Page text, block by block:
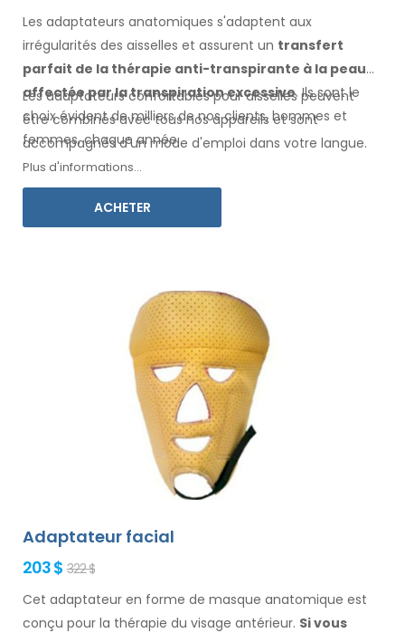
Les adaptateurs anatomiques s'adaptent aux
irrégularités des aisselles et assurent un transfert
parfait de la thérapie anti-transpirante à la peau
affectée par la transpiration excessive. Ils sont le
choix évident de milliers de nos clients, hommes et
femmes, chaque année.
Les adaptateurs confortables pouraisselles peuvent
être combinés avectousnos appareils et sont
accompagnés d'un mode d'emploi dans votre langue.
Plus d'informations...
ACHETER
Adaptateur facial
203 $ 322 $
Cet adaptateur en forme de masque anatomique est
conçu pour la thérapie du visage antérieur. Si vous